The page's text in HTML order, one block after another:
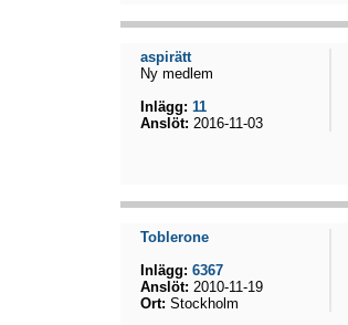
aspirätt
Ny medlem
Inlägg: 11
Anslöt: 2016-11-03
Toblerone
Inlägg: 6367
Anslöt: 2010-11-19
Ort: Stockholm